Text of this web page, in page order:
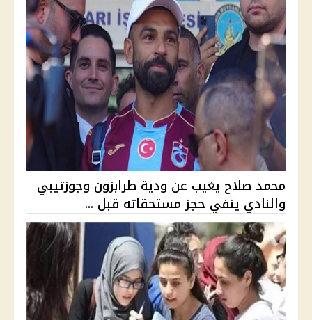
محمد صلاح يغيب عن ودية طرابزون وجوزتيبي
والنادي ينفي حجز مستحقاته قبل ...